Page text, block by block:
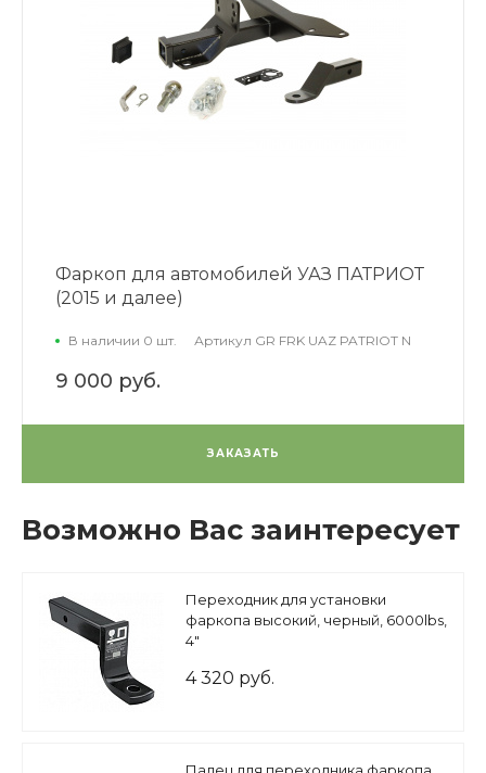
Фаркоп для автомобилей УАЗ ПАТРИОТ
(2015 и далее)
В наличии 0 шт. Артикул GR FRK UAZ PATRIOT N
9 000 руб.
ЗАКАЗАТЬ
Возможно Вас заинтересует
Переходник для установки
фаркопа высокий, черный, 6000lbs,
4"
4 320 руб.
Палец для переходника фаркопа